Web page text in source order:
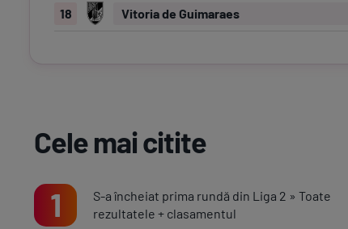
18 Vitoria de Guimaraes
Cele mai citite
1
S-a încheiat prima rundă din Liga 2 » Toate
rezultatele + clasamentul